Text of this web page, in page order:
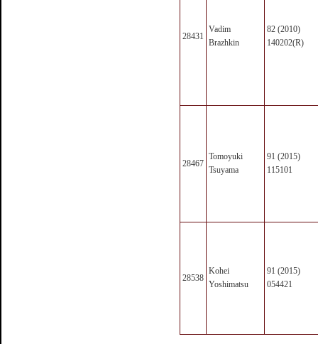
28431
Vadim
Brazhkin
82 (2010)
140202(R)
28467
Tomoyuki
Tsuyama
91 (2015)
115101
28538
Kohei
Yoshimatsu
91 (2015)
054421